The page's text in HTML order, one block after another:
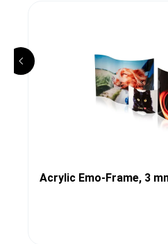
Acrylic Emo-Frame, 3